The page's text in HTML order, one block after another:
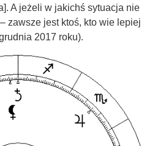
A jeżeli w jakichś sytuacja nie
zawsze jest ktoś, kto wie lepiej
2017 roku).